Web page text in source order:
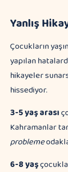
Yanlış
Çocukların
yapılan
hikayeler
hissediyor.
3-5 yaş arası
Kahramanlar
probleme
6-8 yaş